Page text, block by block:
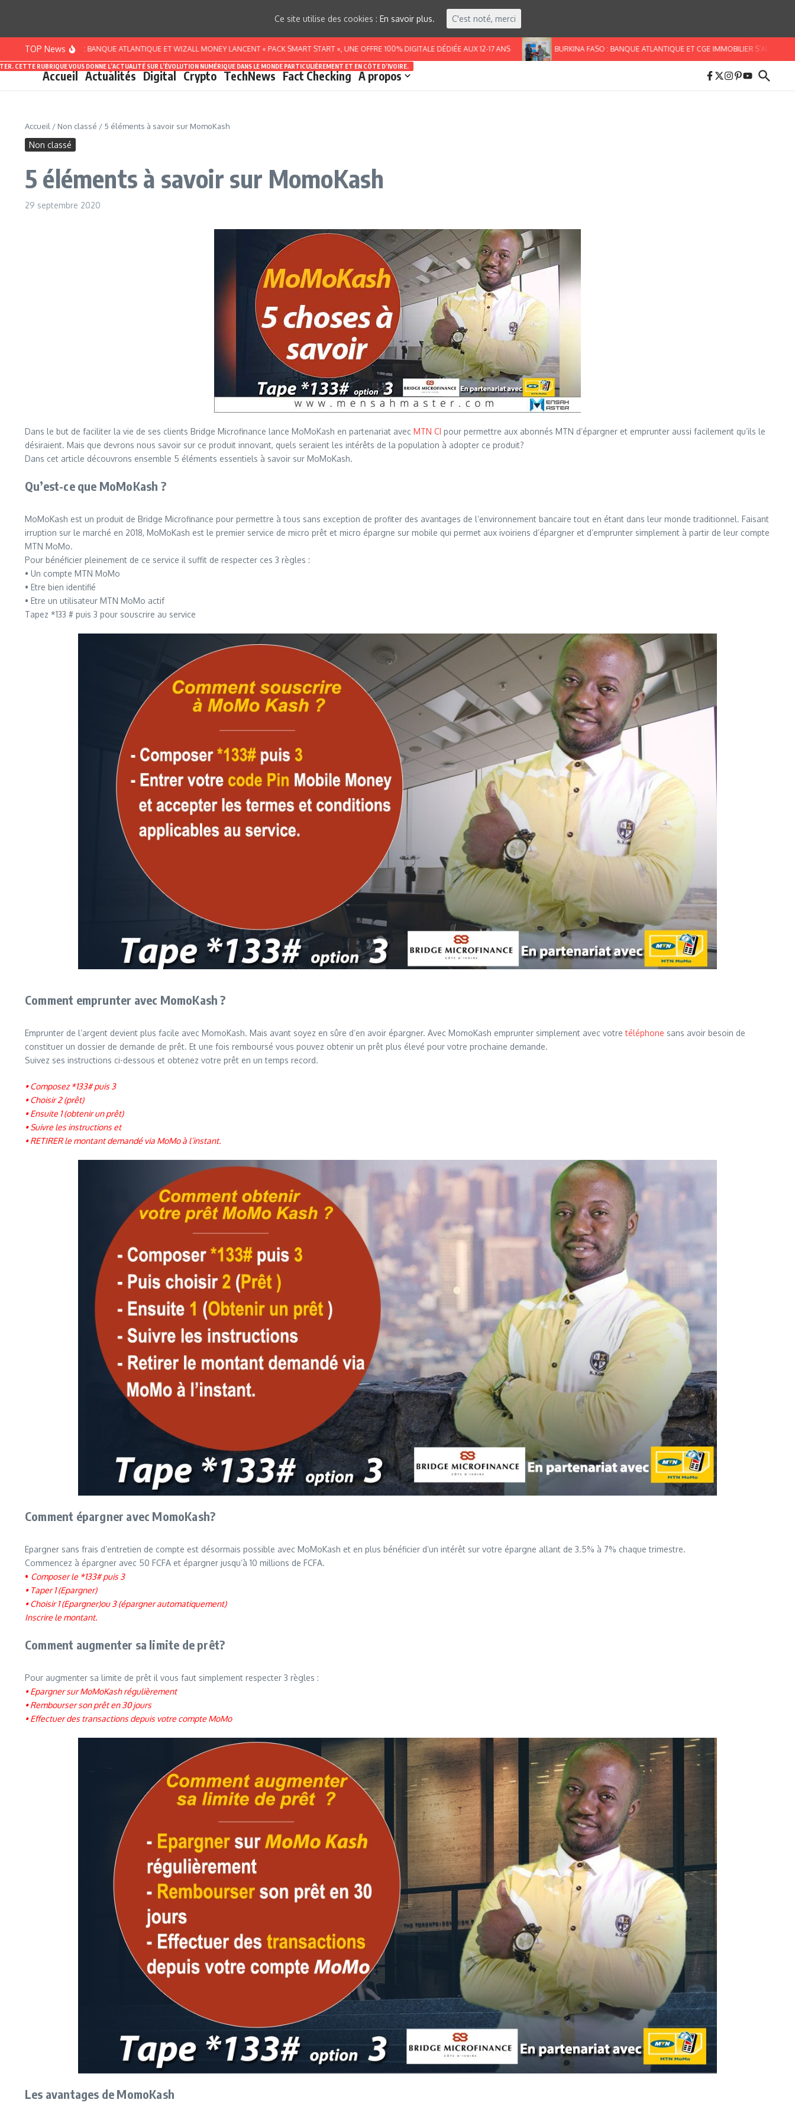
TOP News
D’IVOIRE : BANQUE ATLANTIQUE ET WIZALL MONEY LANCENT « PACK SMART START », UNE OFFRE 100% DIGITALE DÉDIÉE AUX 12-17 ANS BURKINA FASO : BANQUE ATLANTIQUE ET CGE IMMOBILIER S’ALLIENT POUR
Accueil Actualités
CETTE RUBRIQUE VOUS DONNE L’ACTUALITÉ SUR L’ÉVOLUTION NUMÉRIQUE DANS LE MONDE PARTICULIÈREMENT ET EN CÔTE D’IVOIRE.
Digital Crypto TechNews Fact Checking A propos
Accueil / Non classé / 5 éléments à savoir sur MomoKash
Non classé
5 éléments à savoir sur MomoKash
29 septembre 2020
Dans le but de faciliter la vie de ses clients Bridge Microfinance lance MoMoKash en partenariat avec MTN CI pour permettre aux abonnés MTN d’épargner et emprunter aussi facilement qu’ils le
désiraient. Mais que devrons nous savoir sur ce produit innovant, quels seraient les intérêts de la population à adopter ce produit?
Dans cet article découvrons ensemble 5 éléments essentiels à savoir sur MoMoKash.
Qu’est-ce que MoMoKash ?
MoMoKash est un produit de Bridge Microfinance pour permettre à tous sans exception de profiter des avantages de l’environnement bancaire tout en étant dans leur monde traditionnel. Faisant
irruption sur le marché en 2018, MoMoKash est le premier service de micro prêt et micro épargne sur mobile qui permet aux ivoiriens d’épargner et d’emprunter simplement à partir de leur compte
MTN MoMo.
Pour bénéficier pleinement de ce service il suffit de respecter ces 3 règles :
• Un compte MTN MoMo
• Etre bien identifié
• Etre un utilisateur MTN MoMo actif
Tapez *133 # puis 3 pour souscrire au service
Comment emprunter avec MomoKash ?
Emprunter de l’argent devient plus facile avec MomoKash. Mais avant soyez en sûre d’en avoir épargner. Avec MomoKash emprunter simplement avec votretéléphone sans avoir besoin de
constituer un dossier de demande de prêt. Et une fois remboursé vous pouvez obtenir un prêt plus élevé pour votre prochaine demande.
Suivez ses instructions ci-dessous et obtenez votre prêt en un temps record.
• Composez *133# puis 3
• Choisir 2 (prêt)
• Ensuite 1 (obtenir un prêt)
• Suivre les instructions et
• RETIRER le montant demandé via MoMo à l’instant.
Comment épargner avec MomoKash?
Epargner sans frais d’entretien de compte est désormais possible avec MoMoKash et en plus bénéficier d’un intérêt sur votre épargne allant de 3.5% à 7% chaque trimestre.
Commencez à épargner avec 50 FCFA et épargner jusqu’à 10 millions de FCFA.
• Composer le *133# puis 3
• Taper 1 (Epargner)
• Choisir 1 (Epargner)ou 3 (épargner automatiquement)
Inscrire le montant.
Comment augmenter sa limite de prêt?
Pour augmenter sa limite de prêt il vous faut simplement respecter 3 règles :
• Epargner sur MoMoKash régulièrement
• Rembourser son prêt en 30 jours
• Effectuer des transactions depuis votre compte MoMo
Les avantages de MomoKash
Ce site utilise des cookies : En savoir plus. C'est noté, merci